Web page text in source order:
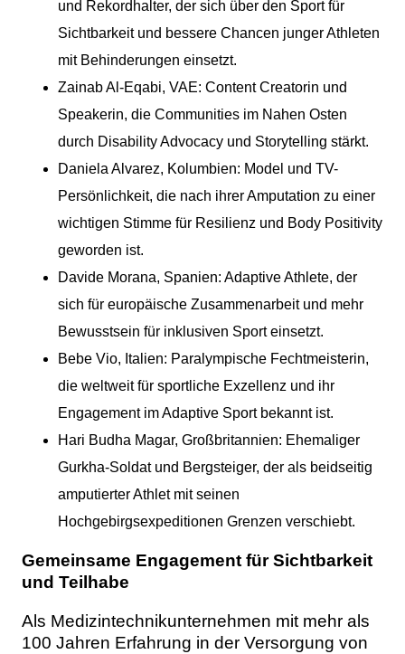
und Rekordhalter, der sich über den Sport für
Sichtbarkeit und bessere Chancen junger Athleten
mit Behinderungen einsetzt.
Zainab Al-Eqabi, VAE: Content Creatorin und
Speakerin, die Communities im Nahen Osten
durch Disability Advocacy und Storytelling stärkt.
Daniela Alvarez, Kolumbien: Model und TV-
Persönlichkeit, die nach ihrer Amputation zu einer
wichtigen Stimme für Resilienz und Body Positivity
geworden ist.
Davide Morana, Spanien: Adaptive Athlete, der
sich für europäische Zusammenarbeit und mehr
Bewusstsein für inklusiven Sport einsetzt.
Bebe Vio, Italien: Paralympische Fechtmeisterin,
die weltweit für sportliche Exzellenz und ihr
Engagement im Adaptive Sport bekannt ist.
Hari Budha Magar, Großbritannien: Ehemaliger
Gurkha-Soldat und Bergsteiger, der als beidseitig
amputierter Athlet mit seinen
Hochgebirgsexpeditionen Grenzen verschiebt.
Gemeinsame Engagement für Sichtbarkeit
und Teilhabe
Als Medizintechnikunternehmen mit mehr als
100 Jahren Erfahrung in der Versorgung von